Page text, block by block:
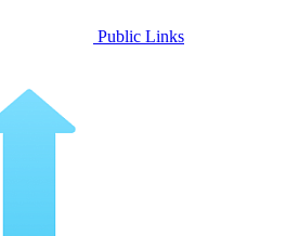
Public Links